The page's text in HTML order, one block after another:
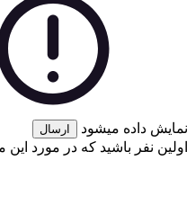
نمایش داده میشود
ارسال
اولین نفر باشید که در مورد